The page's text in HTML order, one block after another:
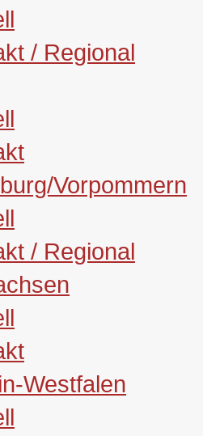
/ Regional
Vorpommern
/ Regional
Westfalen